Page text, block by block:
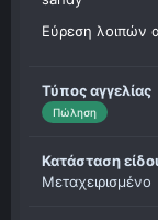
Εύρεση λοιπών
Τύπος αγγελίας
Πώληση
Κατάσταση
Μεταχειρισμένο